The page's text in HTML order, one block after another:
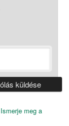
Ismerje meg a